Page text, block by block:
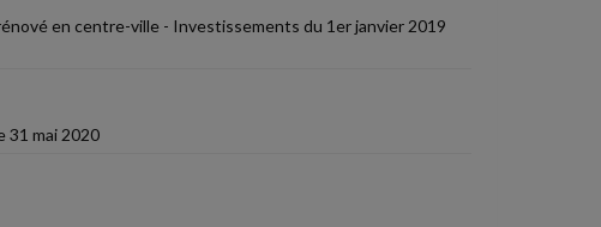
en centre-ville - Investissements du 1er janvier 2019
31 mai 2020